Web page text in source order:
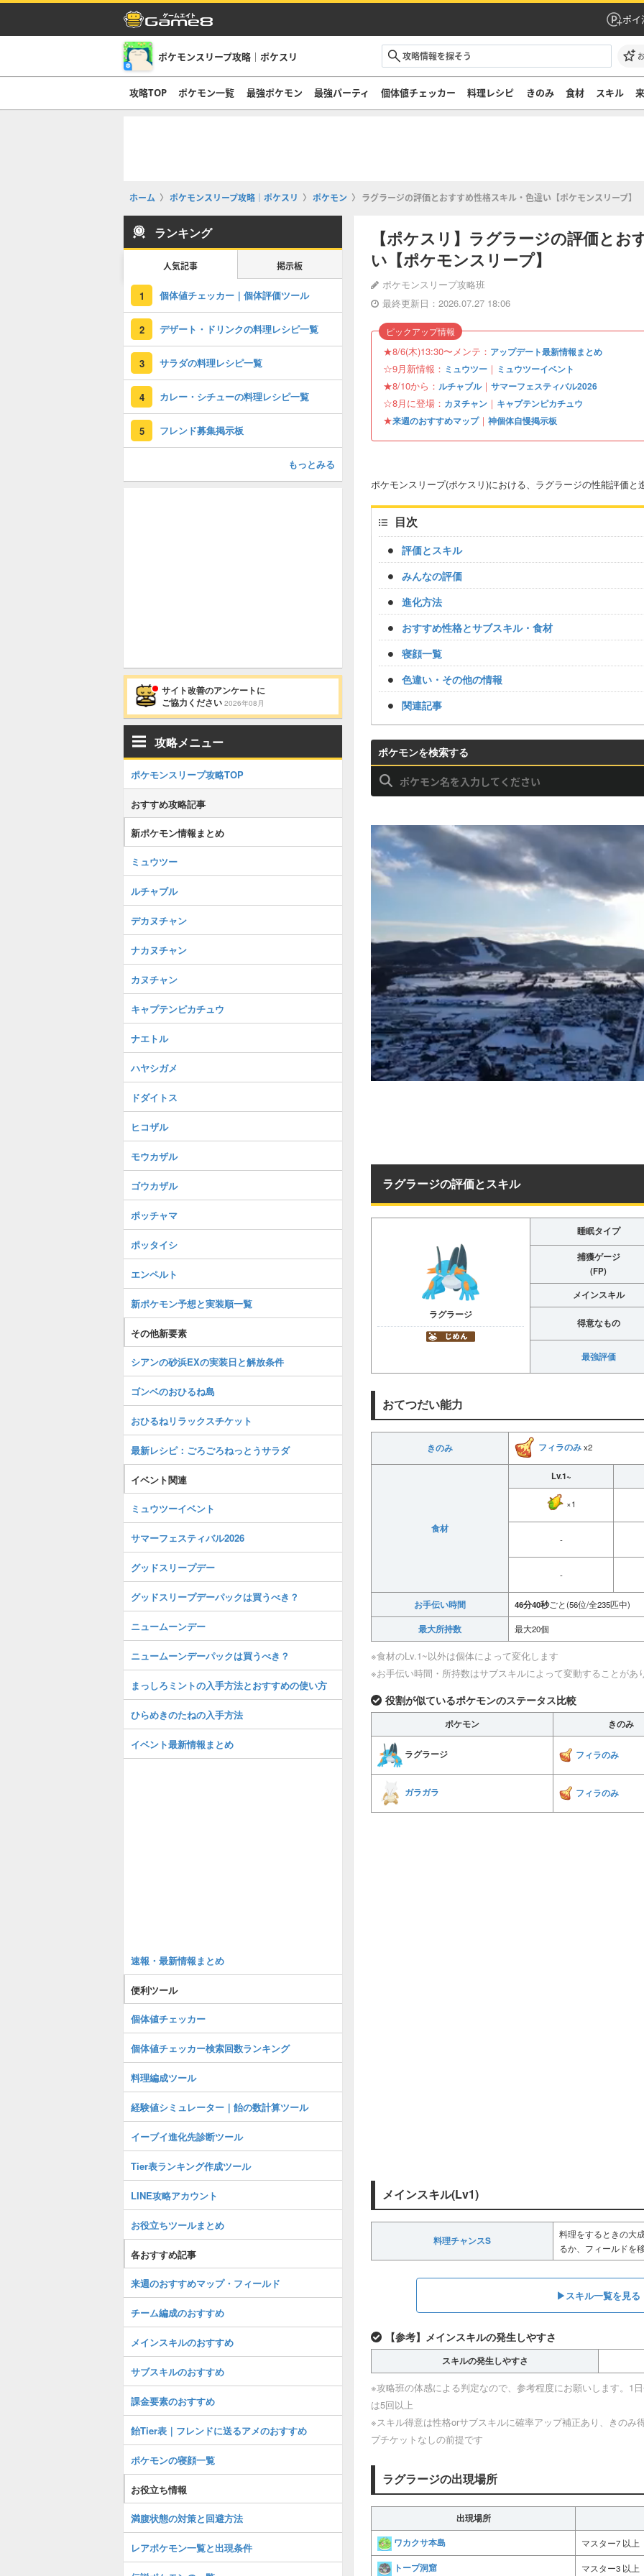
ポイ
ポケモンスリープ攻略｜ポケスリ
攻略TOP ポケモン一覧 最強ポケモン 最強パーティ 個体値チェッカー 料理レシピ きのみ 食材 スキル
ホーム ポケモンスリープ攻略｜ポケスリ ポケモン ラグラージの評価とおすすめ性格スキル・色違い【ポケモンスリープ】
【ポケスリ】ラグラージの評価とお
い【ポケモンスリープ】
ポケモンスリープ攻略班
最終更新日：2026.07.27 18:06
★8/6(木)13:30〜メンテ： アップデート最新情報まとめ
☆9月新情報： ミュウツー ｜ ミュウツーイベント
★8/10から： ルチャブル｜ サマーフェスティバル2026
☆8月に登場： カヌチャン ｜ キャプテンピカチュウ
★来週のおすすめマップ｜ 神個体自慢掲示板
ピックアップ情報
ポケモンスリープ(ポケスリ)における、ラグラージの性能評価
目次
評価とスキル
みんなの評価
進化方法
おすすめ性格とサブスキル・食材
寝顔一覧
色違い・その他の情報
関連記事
ポケモンを検索する
ラグラージの評価とスキル
ラグラージ
睡眠タイプ
捕獲ゲージ
(FP)
メインスキル
得意なもの
最強評価
おてつだい能力
きのみ フィラのみx2
食材
Lv.1~
×1
-
-
お手伝い時間 46分40秒ごと(56位/全235匹中)
最大所持数 最大20個
※食材のLv.1~以外は個体によって変化します
※お手伝い時間・所持数はサブスキルによって変動することがあ
役割が似ているポケモンのステータス比較
ポケモン きのみ
ラグラージ フィラのみ
ガラガラ フィラのみ
メインスキル(Lv1)
料理チャンスS
料理をするときの大
るか、フィールドを
▶︎スキル一覧を見る
【参考】メインスキルの発生しやすさ
スキルの発生しやすさ
※攻略班の体感による判定なので、参考程度にお願いします。
は5回以上
※スキル得意は性格orサブスキルに確率アップ補正あり、きのみ
プチケットなしの前提です
ラグラージの出現場所
出現場所
ワカクサ本島 マスター7 以上
トープ洞窟 マスター3 以上
ランキング
人気記事 掲示板
1 個体値チェッカー｜個体評価ツール
2 デザート・ドリンクの料理レシピ一覧
3 サラダの料理レシピ一覧
4 カレー・シチューの料理レシピ一覧
5 フレンド募集掲示板
もっとみる
サイト改善のアンケートに
ご協力ください 2026年08月
攻略メニュー
ポケモンスリープ攻略TOP
おすすめ攻略記事
新ポケモン情報まとめ
ミュウツー
ルチャブル
デカヌチャン
ナカヌチャン
カヌチャン
キャプテンピカチュウ
ナエトル
ハヤシガメ
ドダイトス
ヒコザル
モウカザル
ゴウカザル
ポッチャマ
ポッタイシ
エンペルト
新ポケモン予想と実装順一覧
その他新要素
シアンの砂浜EXの実装日と解放条件
ゴンベのおひるね島
おひるねリラックスチケット
最新レシピ：ごろごろねっとうサラダ
イベント関連
ミュウツーイベント
サマーフェスティバル2026
グッドスリープデー
グッドスリープデーパックは買うべき？
ニュームーンデー
ニュームーンデーパックは買うべき？
まっしろミントの入手方法とおすすめの使い方
ひらめきのたねの入手方法
イベント最新情報まとめ
速報・最新情報まとめ
便利ツール
個体値チェッカー
個体値チェッカー検索回数ランキング
料理編成ツール
経験値シミュレーター｜飴の数計算ツール
イーブイ進化先診断ツール
Tier表ランキング作成ツール
LINE攻略アカウント
お役立ちツールまとめ
各おすすめ記事
来週のおすすめマップ・フィールド
チーム編成のおすすめ
メインスキルのおすすめ
サブスキルのおすすめ
課金要素のおすすめ
飴Tier表｜フレンドに送るアメのおすすめ
ポケモンの寝顔一覧
お役立ち情報
満腹状態の対策と回避方法
レアポケモン一覧と出現条件